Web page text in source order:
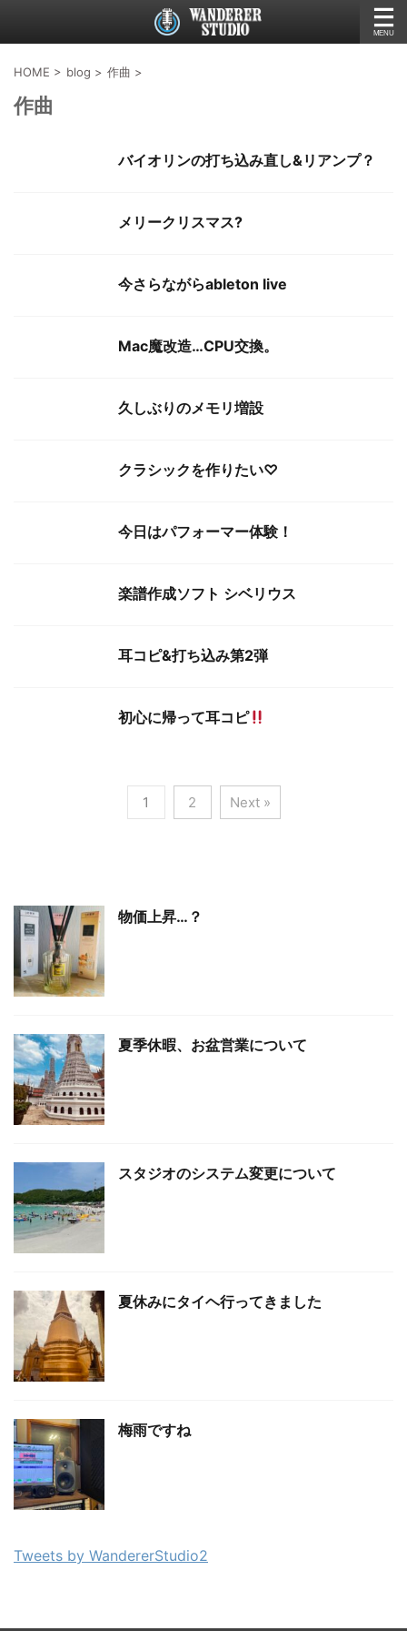
HOME > blog > 作曲 >
作曲
バイオリンの打ち込み直し&リアンプ？
メリークリスマス?
今さらながらableton live
Mac魔改造…CPU交換。
久しぶりのメモリ増設
クラシックを作りたい♡
今日はパフォーマー体験！
楽譜作成ソフト シベリウス
耳コピ&打ち込み第2弾
初心に帰って耳コピ
1 2 Next »
物価上昇…？
夏季休暇、お盆営業について
スタジオのシステム変更について
夏休みにタイヘ行ってきました
梅雨ですね
Tweets by WandererStudio2